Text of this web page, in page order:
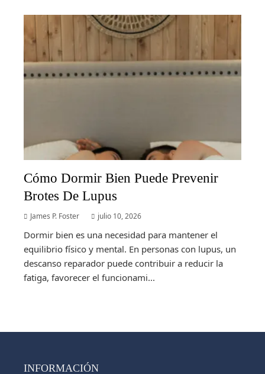
Cómo Dormir Bien Puede Prevenir
Brotes De Lupus
James P. Foster julio 10, 2026
Dormir bien es una necesidad para mantener el
equilibrio físico y mental. En personas con lupus, un
descanso reparador puede contribuir a reducir la
fatiga, favorecer el funcionami...
INFORMACIÓN